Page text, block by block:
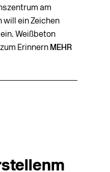
am
will ein Zeichen
Weißbeton
Erinnern MEHR